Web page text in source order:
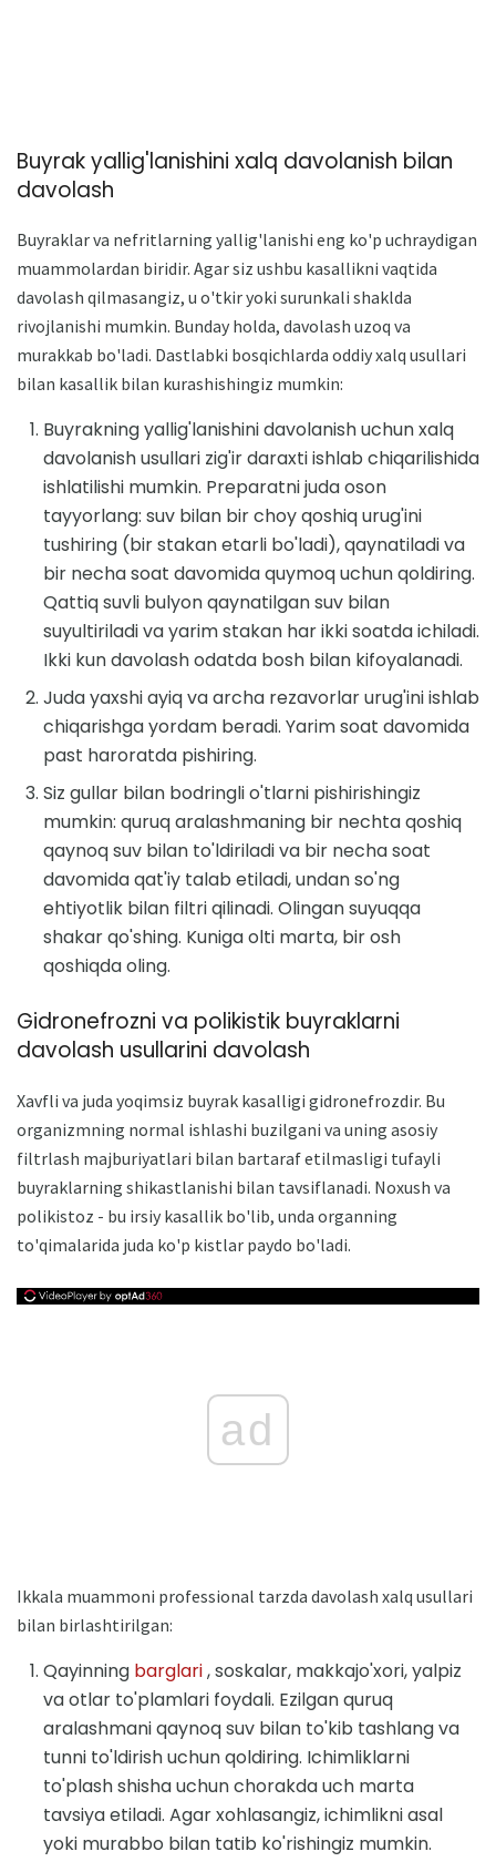
Buyrak yallig'lanishini xalq davolanish bilan
davolash
Buyraklar va nefritlarning yallig'lanishi eng ko'p uchraydigan
muammolardan biridir. Agar siz ushbu kasallikni vaqtida
davolash qilmasangiz, u o'tkir yoki surunkali shaklda
rivojlanishi mumkin. Bunday holda, davolash uzoq va
murakkab bo'ladi. Dastlabki bosqichlarda oddiy xalq usullari
bilan kasallik bilan kurashishingiz mumkin:
Buyrakning yallig'lanishini davolanish uchun xalq
davolanish usullari zig'ir daraxti ishlab chiqarilishida
ishlatilishi mumkin. Preparatni juda oson
tayyorlang: suv bilan bir choy qoshiq urug'ini
tushiring (bir stakan etarli bo'ladi), qaynatiladi va
bir necha soat davomida quymoq uchun qoldiring.
Qattiq suvli bulyon qaynatilgan suv bilan
suyultiriladi va yarim stakan har ikki soatda ichiladi.
Ikki kun davolash odatda bosh bilan kifoyalanadi.
Juda yaxshi ayiq va archa rezavorlar urug'ini ishlab
chiqarishga yordam beradi. Yarim soat davomida
past haroratda pishiring.
Siz gullar bilan bodringli o'tlarni pishirishingiz
mumkin: quruq aralashmaning bir nechta qoshiq
qaynoq suv bilan to'ldiriladi va bir necha soat
davomida qat'iy talab etiladi, undan so'ng
ehtiyotlik bilan filtri qilinadi. Olingan suyuqqa
shakar qo'shing. Kuniga olti marta, bir osh
qoshiqda oling.
Gidronefrozni va polikistik buyraklarni
davolash usullarini davolash
Xavfli va juda yoqimsiz buyrak kasalligi gidronefrozdir. Bu
organizmning normal ishlashi buzilgani va uning asosiy
filtrlash majburiyatlari bilan bartaraf etilmasligi tufayli
buyraklarning shikastlanishi bilan tavsiflanadi. Noxush va
polikistoz - bu irsiy kasallik bo'lib, unda organning
to'qimalarida juda ko'p kistlar paydo bo'ladi.
ad
Ikkala muammoni professional tarzda davolash xalq usullari
bilan birlashtirilgan:
Qayinning barglari, soskalar, makkajo'xori, yalpiz
va otlar to'plamlari foydali. Ezilgan quruq
aralashmani qaynoq suv bilan to'kib tashlang va
tunni to'ldirish uchun qoldiring. Ichimliklarni
to'plash shisha uchun chorakda uch marta
tavsiya etiladi. Agar xohlasangiz, ichimlikni asal
yoki murabbo bilan tatib ko'rishingiz mumkin.